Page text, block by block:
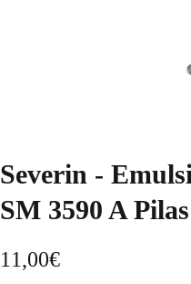
Severin -
SM 3590 A Pilas
11,00€